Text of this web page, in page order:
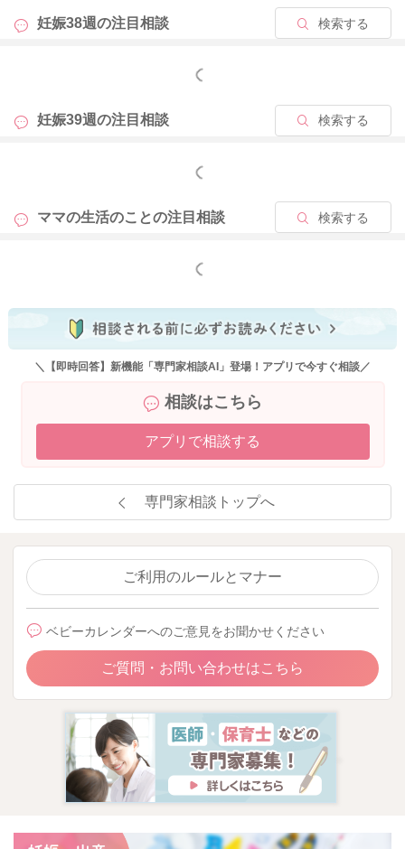
妊娠38週の注目相談 検索する
もっと見る
妊娠39週の注目相談 検索する
もっと見る
ママの生活のことの注目相談 検索する
もっと見る
＼【即時回答】新機能「専門家相談AI」登場！アプリで今すぐ相談／
相談はこちら
アプリで相談する
専門家相談トップへ
ご利用のルールとマナー
ベビーカレンダーへのご意見をお聞かせください
ご質問・お問い合わせはこちら